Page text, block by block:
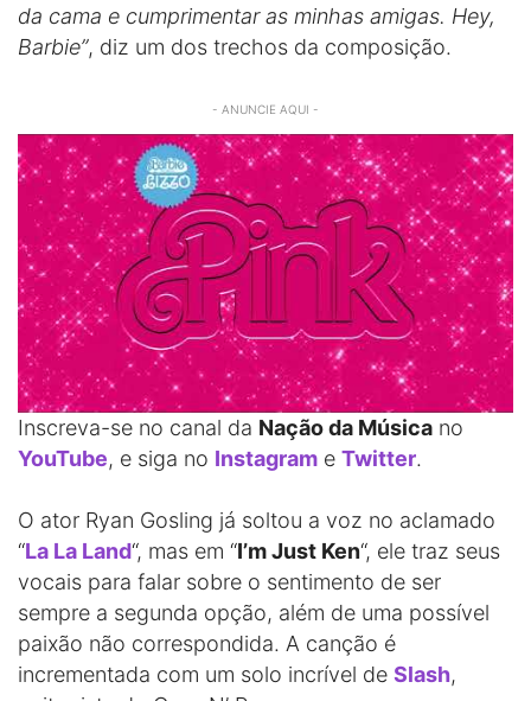
da cama e cumprimentar as minhas amigas. Hey,
Barbie”, diz um dos trechos da composição.
- ANUNCIE AQUI -
Inscreva-se no canal da Nação da Música no
YouTube, e siga no Instagram e Twitter.
O ator Ryan Gosling já soltou a voz no aclamado
“La La Land“, mas em “I’m Just Ken“, ele traz seus
vocais para falar sobre o sentimento de ser
sempre a segunda opção, além de uma possível
paixão não correspondida. A canção é
incrementada com um solo incrível de Slash,